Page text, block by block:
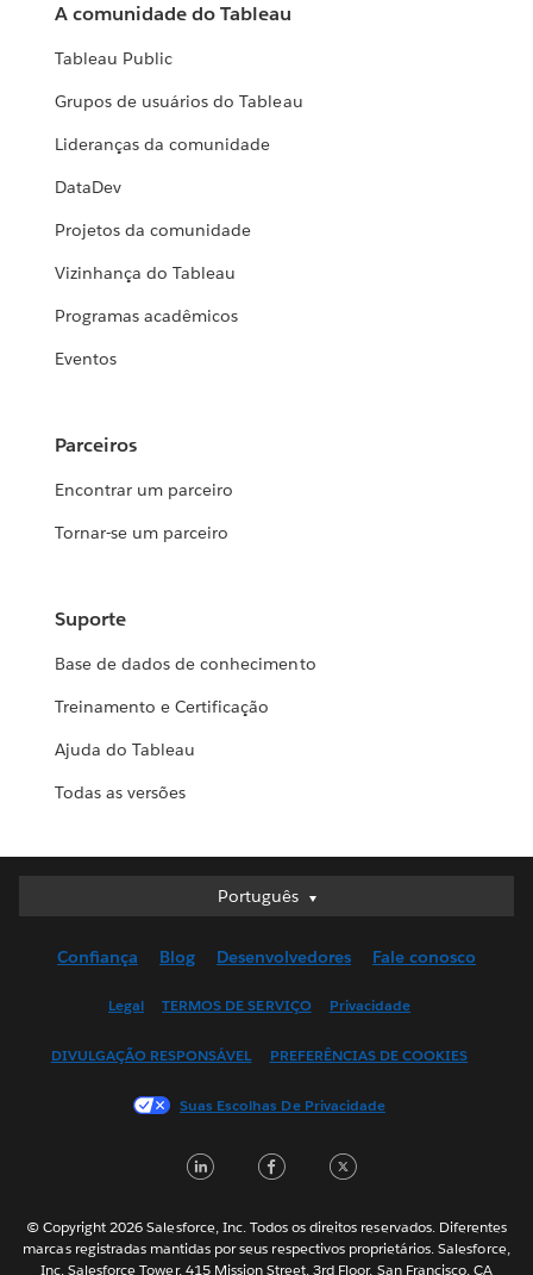
A comunidade do Tableau
Tableau Public
Grupos de usuários do Tableau
Lideranças da comunidade
DataDev
Projetos da comunidade
Vizinhança do Tableau
Programas acadêmicos
Eventos
Parceiros
Encontrar um parceiro
Tornar-se um parceiro
Suporte
Base de dados de conhecimento
Treinamento e Certificação
Ajuda do Tableau
Todas as versões
Português
Português
English (UK)
Français (Canada)
日本語
Nederlands
Svenska
Confiança Blog Desenvolvedores Fale conosco
Legal TERMOS DE SERVIÇO Privacidade
DIVULGAÇÃO RESPONSÁVEL PREFERÊNCIAS DE COOKIES
Suas Escolhas De Privacidade
LinkedInFacebook
© Copyright 2026 Salesforce, Inc. Todos os direitos reservados. Diferentes
marcas registradas mantidas por seus respectivos proprietários. Salesforce,
Inc. Salesforce Tower, 415 Mission Street, 3rd Floor, San Francisco, CA